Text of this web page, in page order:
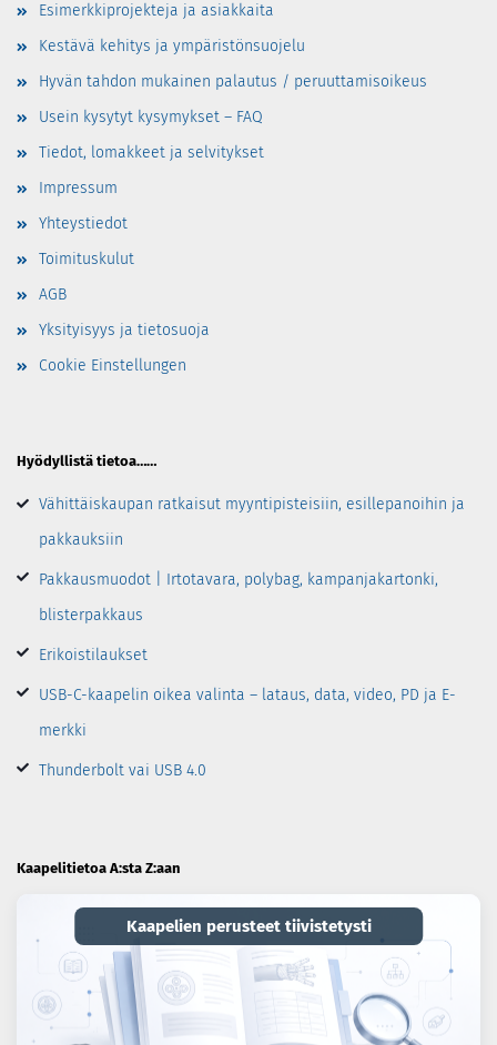
Esimerkkiprojekteja ja asiakkaita
Kestävä kehitys ja ympäristönsuojelu
Hyvän tahdon mukainen palautus / peruuttamisoikeus
Usein kysytyt kysymykset – FAQ
Tiedot, lomakkeet ja selvitykset
Impressum
Yhteystiedot
Toimituskulut
AGB
Yksityisyys ja tietosuoja
Cookie Einstellungen
Hyödyllistä tietoa……
Vähittäiskaupan ratkaisut myyntipisteisiin, esillepanoihin ja
pakkauksiin
Pakkausmuodot | Irtotavara, polybag, kampanjakartonki,
blisterpakkaus
Erikoistilaukset
USB-C-kaapelin oikea valinta – lataus, data, video, PD ja E-
merkki
Thunderbolt vai USB 4.0
Kaapelitietoa A:sta Z:aan
Kaapelien perusteet tiivistetysti